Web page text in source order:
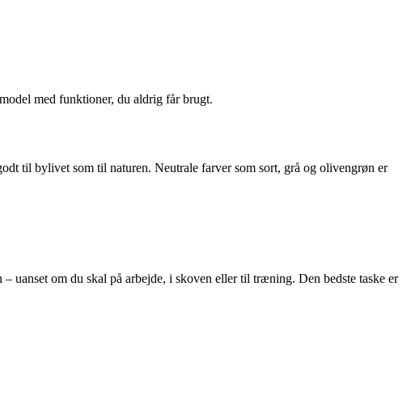
med funktioner, du aldrig får brugt.
til bylivet som til naturen. Neutrale farver som sort, grå og olivengrøn er
uanset om du skal på arbejde, i skoven eller til træning. Den bedste taske er